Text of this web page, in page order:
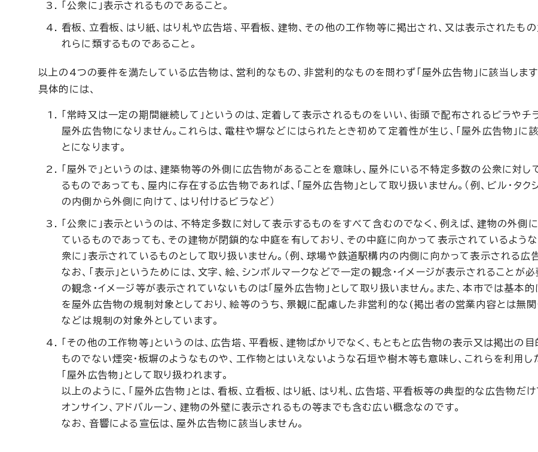
「公衆に」表示されるものであること。
看板、立看板、はり紙、はり札や広告塔、平看板、建物、その他の工作物等に掲出され、又は表示されたも
れらに類するものであること。
以上の4つの要件を満たしている広告物は、営利的なもの、非営利的なものを問わず「屋外広告物」に該当します
具体的には、
「常時又は一定の期間継続して」というのは、定着して表示されるものをいい、街頭で配布されるビラやチ
屋外広告物になりません。これらは、電柱や塀などにはられたとき初めて定着性が生じ、「屋外広告物」に
とになります。
「屋外で」というのは、建築物等の外側に広告物があることを意味し、屋外にいる不特定多数の公衆に対し
るものであっても、屋内に存在する広告物であれば、「屋外広告物」として取り扱いません。（例、ビル・タク
の内側から外側に向けて、はり付けるビラなど）
「公衆に」表示というのは、不特定多数に対して表示するものをすべて含むのでなく、例えば、建物の外側
ているものであっても、その建物が閉鎖的な中庭を有しており、その中庭に向かって表示されているような
衆に」表示されているものとして取り扱いません。（例、球場や鉄道駅構内の内側に向かって表示される広
なお、「表示」というためには、文字、絵、シンボルマークなどで一定の観念・イメージが表示されることが必
の観念・イメージ等が表示されていないものは「屋外広告物」として取り扱いません。また、本市では基本
を屋外広告物の規制対象としており、絵等のうち、景観に配慮した非営利的な(掲出者の営業内容とは無
などは規制の対象外としています。
「その他の工作物等」というのは、広告塔、平看板、建物ばかりでなく、もともと広告物の表示又は掲出の目
ものでない煙突・板塀のようなものや、工作物とはいえないような石垣や樹木等も意味し、これらを利用し
「屋外広告物」として取り扱われます。
以上のように、「屋外広告物」とは、看板、立看板、はり紙、はり札、広告塔、平看板等の典型的な広告物だけ
オンサイン、アドバルーン、建物の外壁に表示されるもの等までも含む広い概念なのです。
なお、音響による宣伝は、屋外広告物に該当しません。